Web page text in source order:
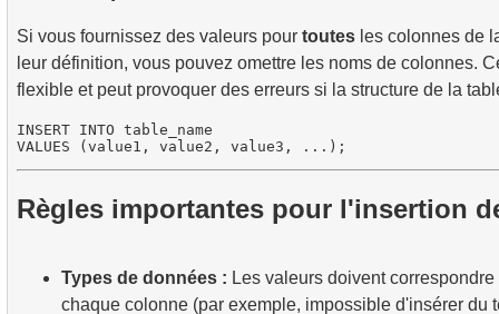
Si vous fournissez des valeurs pour toutes les colonnes de
leur définition, vous pouvez omettre les noms de colonnes.
flexible et peut provoquer des erreurs si la structure de la
INSERT INTO table_name
Règles importantes pour l'insertion
Types de données : Les valeurs doivent
chaque colonne (par exemple, impossible d'insérer du